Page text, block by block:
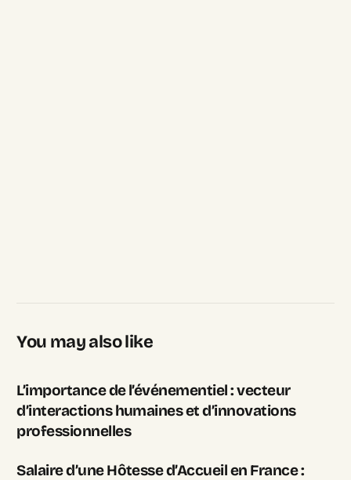
You may also like
L’importance de l’événementiel : vecteur
d’interactions humaines et d’innovations
professionnelles
Salaire d’une Hôtesse d’Accueil en France :